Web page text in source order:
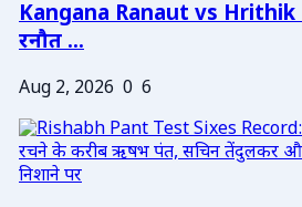
Kangana Ranaut vs Hrithik
रनौत ...
Aug 2, 2026 0 6